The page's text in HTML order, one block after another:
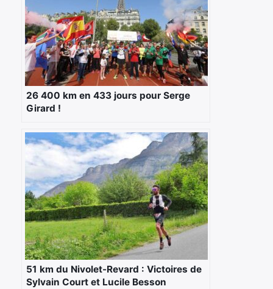
26 400 km en 433 jours pour Serge
Girard !
51 km du Nivolet-Revard : Victoires de
Sylvain Court et Lucile Besson